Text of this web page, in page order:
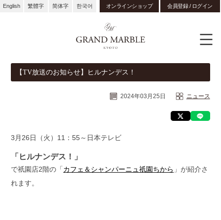
English 繁體字 简体字 한국어 オンラインショップ 会員登録 / ログイン
【TV放送のお知らせ】ヒルナンデス！
2024年03月25日 ニュース
3月26日（火）11：55～日本テレビ
「ヒルナンデス！」
で祇園店2階の「カフェ＆シャンパーニュ祇園ちから 」が紹介さ
れます。